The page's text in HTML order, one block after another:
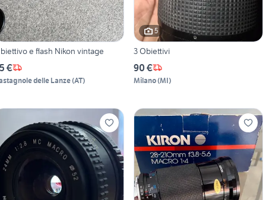
e flash Nikon vintage
€
delle Lanze(AT)
5
3 Obiettivi
90 €
Milano(MI)